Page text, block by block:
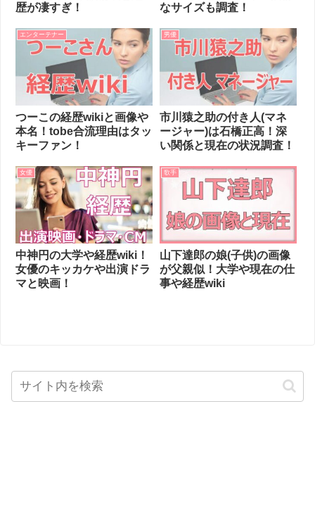
歴が凄すぎ！
なサイズも調査！
エンターテナー
つーこの経歴wikiと画像や
本名！tobe合流理由はタッ
キーファン！
男優
市川猿之助の付き人(マネ
ージャー)は石橋正高！深
い関係と現在の状況調査！
女優
中神円の大学や経歴wiki！
女優のキッカケや出演ドラ
マと映画！
歌手
山下達郎の娘(子供)の画像
が父親似！大学や現在の仕
事や経歴wiki